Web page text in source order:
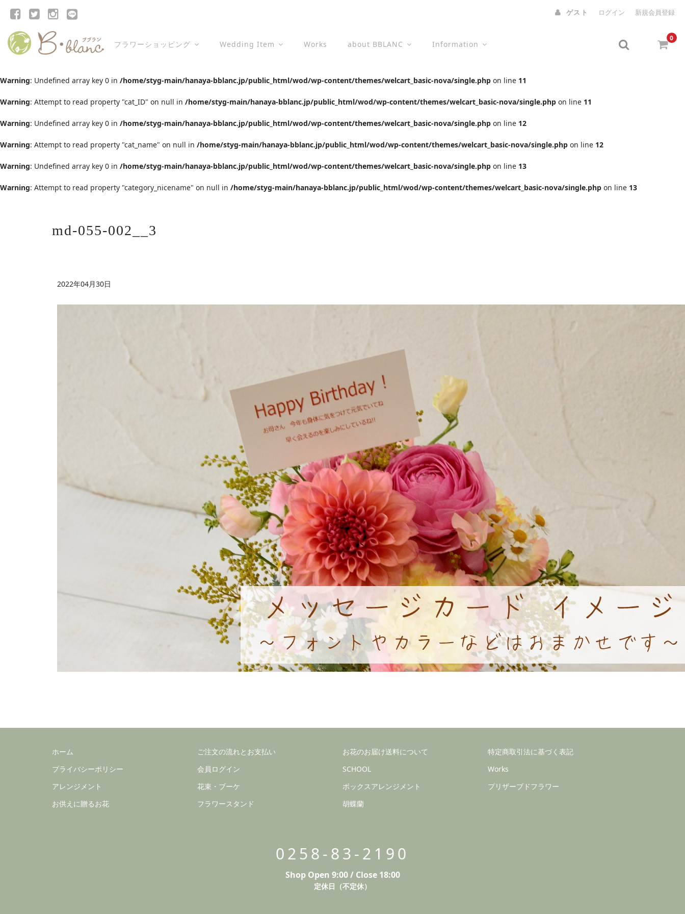
ゲスト ログイン 新規会員登録
0
フラワーショッピング Wedding Item Works about BBLANC Information
Warning: Undefined array key 0 in /home/styg-main/hanaya-bblanc.jp/public_html/wod/wp-content/themes/welcart_basic-nova/single.php on line 11
Warning: Attempt to read property "cat_ID" on null in /home/styg-main/hanaya-bblanc.jp/public_html/wod/wp-content/themes/welcart_basic-nova/single.php on line 11
Warning: Undefined array key 0 in /home/styg-main/hanaya-bblanc.jp/public_html/wod/wp-content/themes/welcart_basic-nova/single.php on line 12
Warning: Attempt to read property "cat_name" on null in /home/styg-main/hanaya-bblanc.jp/public_html/wod/wp-content/themes/welcart_basic-nova/single.php on line 12
Warning: Undefined array key 0 in /home/styg-main/hanaya-bblanc.jp/public_html/wod/wp-content/themes/welcart_basic-nova/single.php on line 13
Warning: Attempt to read property "category_nicename" on null in /home/styg-main/hanaya-bblanc.jp/public_html/wod/wp-content/themes/welcart_basic-nova/single.php on line 13
md-055-002__3
2022年04月30日
ホーム ご注文の流れとお支払い お花のお届け送料について
特定商取引法に基づく表記
プライバシーポリシー
会員ログイン SCHOOL
Works
アレンジメント
花束・ブーケ ボックスアレンジメント
プリザーブドフラワー
お供えに贈るお花
フラワースタンド 胡蝶蘭
0258-83-2190
Shop Open 9:00 / Close 18:00
定休日（不定休）